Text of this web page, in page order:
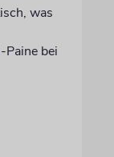
was
Paine bei